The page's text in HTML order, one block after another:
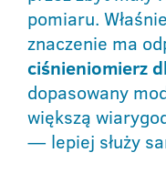
pomiaru.
znaczenie ma
ciśnieniomierz
dopasowany
większą
— lepiej służy